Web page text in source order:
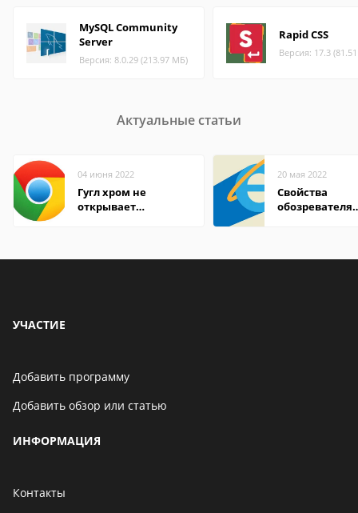
MySQL Community
Server
Версия: 8.0.29 (213.97 МБ)
Rapid CSS
Версия: 17.3
Актуальные статьи
04 июня 2022
Гугл хром не
открывает
20 мая 2022
Свойства
обозревателя
УЧАСТИЕ
Добавить программу
Добавить обзор или статью
ИНФОРМАЦИЯ
Контакты